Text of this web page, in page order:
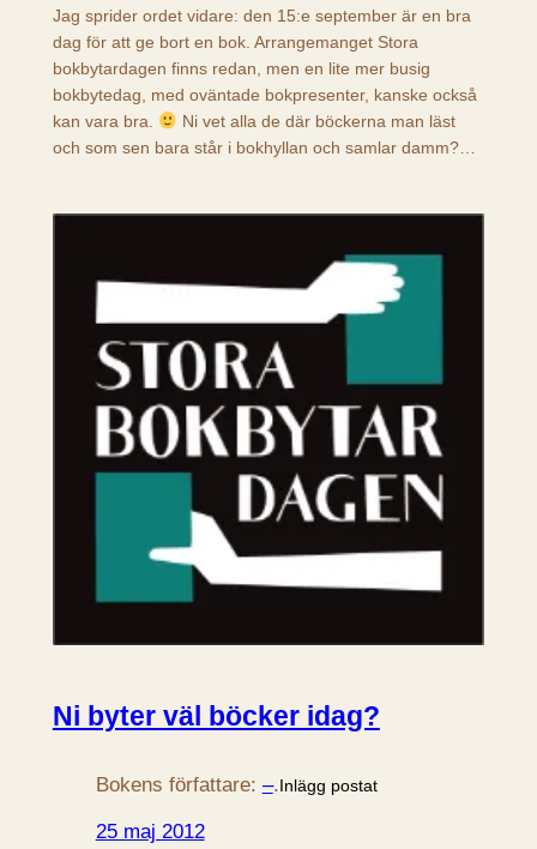
Jag sprider ordet vidare: den 15:e september är en bra
dag för att ge bort en bok. Arrangemanget Stora
bokbytardagen finns redan, men en lite mer busig
bokbytedag, med oväntade bokpresenter, kanske också
kan vara bra.
Ni vet alla de där böckerna man läst
och som sen bara står i bokhyllan och samlar damm?…
Ni byter väl böcker idag?
Bokens författare: –.Inlägg postat
25 maj 2012